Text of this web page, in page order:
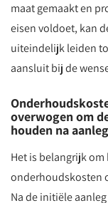
maat gemaakt en
eisen voldoet, kan
uiteindelijk leiden
aansluit bij de
overwogen om
houden na
Het is belangrijk
onderhoudskosten
Na de initiële